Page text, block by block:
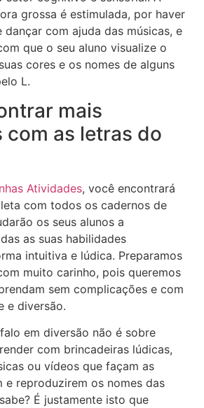
grossa é estimulada, por haver
com ajuda das músicas, e
que o seu aluno visualize o
cores e os nomes de alguns
L.
mais
com as letras do
Atividades, você encontrará
com todos os cadernos de
os seus alunos a
as suas habilidades
intuitiva e lúdica. Preparamos
muito carinho, pois queremos
sem complicações e com
e diversão.
em diversão não é sobre
com brincadeiras lúdicas,
ou vídeos que façam as
e reproduzirem os nomes das
É justamente isto que